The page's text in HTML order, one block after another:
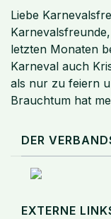
Liebe
letzten Monaten
Karneval auch
als nur zu feiern
Brauchtum hat
DER
EXTERNE